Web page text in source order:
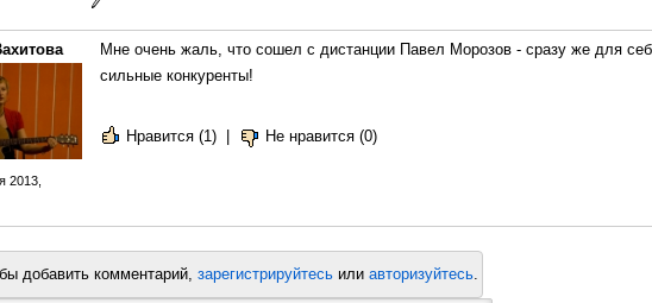
2013,
Мне очень жаль, что сошел с дистанции Павел Морозов - сразу же для
сильные конкуренты!
Нравится (1) Не нравится (0)
добавить комментарий, зарегистрируйтесь или авторизуйтесь